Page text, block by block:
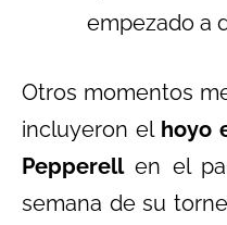
empezado a
Otros momentos
incluyeron el hoyo
Pepperellen el
semana de su